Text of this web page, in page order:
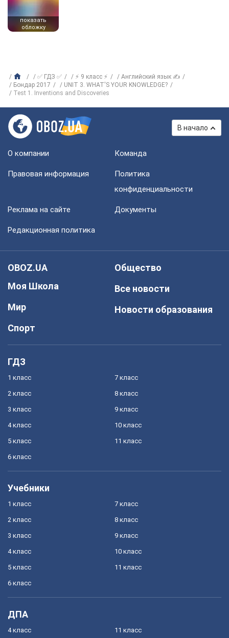
показать
обложку
✅ ГДЗ ✅ ⚡ 9 класс ⚡
Английский язык ✍
Бондар 2017
UNIT 3. WHAT'S YOUR KNOWLEDGE?
Test 1. Inventions and Discoveries
В начало
О компании Команда
Правовая информация
Политика
конфиденциальности
Реклама на сайте Документы
Редакционная политика
OBOZ.UA
Моя Школа
Мир
Спорт
Общество
Все новости
Новости образования
ГДЗ
1 класс
2 класс
3 класс
4 класс
5 класс
6 класс
7 класс
8 класс
9 класс
10 класс
11 класс
Учебники
1 класс
2 класс
3 класс
4 класс
5 класс
6 класс
7 класс
8 класс
9 класс
10 класс
11 класс
ДПА
4 класс 11 класс